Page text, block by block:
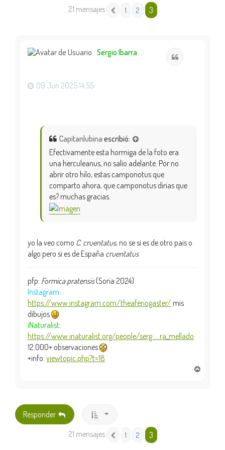
21 mensajes Anterior
1 2 3
Sergio Ibarra
09 Jun 2025 14:55
Capitanlubina escribió:
Efectivamente esta hormiga de la foto era
una herculeanus, no salio adelante. Por no
abrir otro hilo, estas camponotus que
comparto ahora, que camponotus dirias que
es? muchas gracias.
yo la veo como C. cruentatus, no se si es de otro pais o
algo pero si es de España cruentatus
pfp: Formica pratensis(Soria 2024)
Instagram:
https://www.instagram.com/theafenogaster/ mis
dibujos
iNaturalist:
https://www.inaturalist.org/people/serg ... ra_mellado
12.000+ observaciones
+info: viewtopic.php?t=18
Responder
21 mensajes
Anterior
1 2 3